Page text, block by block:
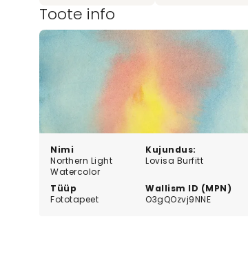
Toote info
Nimi
Northern Light
Watercolor
Kujundus:
Lovisa Burfitt
Tüüp
Fototapeet
Wallism ID (MPN)
O3gQOzvj9NNE